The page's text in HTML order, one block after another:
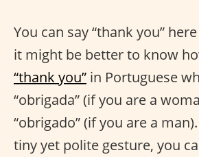
You can say “thank you”
it might be better to know
“thank you” in Portuguese
“obrigada” (if you are a
“obrigado” (if you are a
tiny yet polite gesture, you